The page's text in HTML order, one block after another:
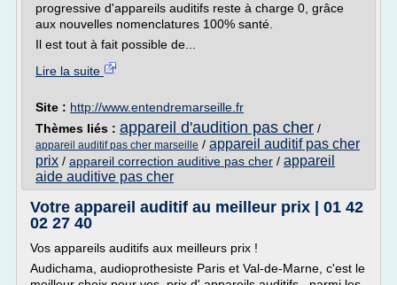
progressive d'appareils auditifs reste à charge 0, grâce
aux nouvelles nomenclatures 100% santé.
Il est tout à fait possible de...
Lire la suite
Site : http://www.entendremarseille.fr
Thèmes liés : appareil d'audition pas cher /
appareil auditif pas cher marseille / appareil auditif pas cher
prix / appareil correction auditive pas cher / appareil
aide auditive pas cher
Votre appareil auditif au meilleur prix | 01 42
02 27 40
Vos appareils auditifs aux meilleurs prix !
Audichama, audioprothesiste Paris et Val-de-Marne, c'est le